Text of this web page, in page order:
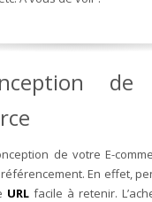
de votre E-
En effet,
URL facile à retenir.